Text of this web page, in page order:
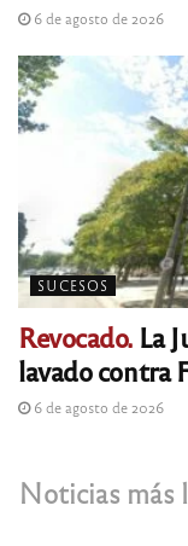
6 de agosto de 2026
SUCESOS
Revocado. La
lavado contra
6 de agosto de 2026
Noticias más